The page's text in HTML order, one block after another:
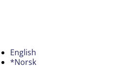
English
*Norsk